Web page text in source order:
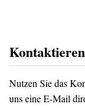
Nutzen Sie das
uns eine E-Mail